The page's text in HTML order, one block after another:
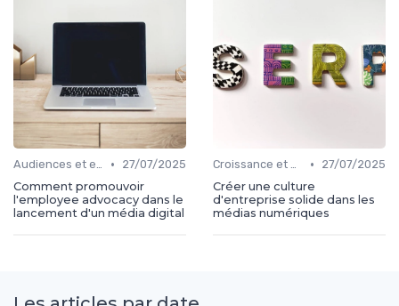
Audiences et engagement •
27/07/2025
Comment promouvoir
l'employee advocacy dans le
lancement d'un média digital
Croissance et développement •
27/07/2025
Créer une culture
d'entreprise solide dans les
médias numériques